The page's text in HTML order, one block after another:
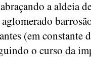
a aldeia
(em constante
o curso da